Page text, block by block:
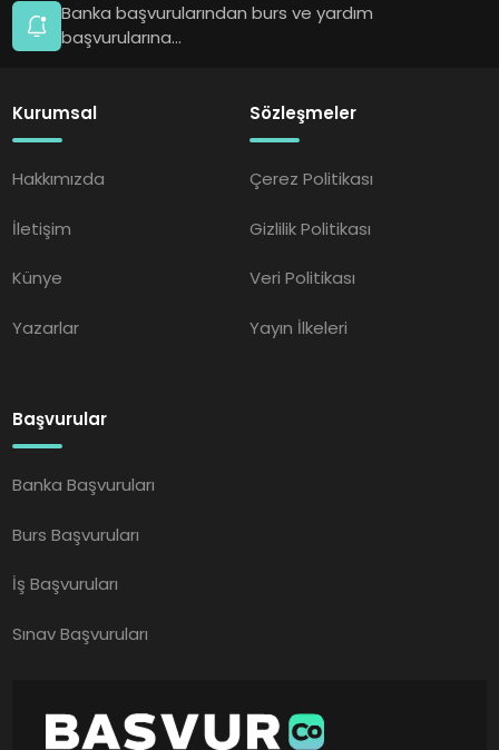
Banka başvurularından burs ve yardım
başvurularına...
Kurumsal
Hakkımızda
İletişim
Künye
Yazarlar
Sözleşmeler
Çerez Politikası
Gizlilik Politikası
Veri Politikası
Yayın İlkeleri
Başvurular
Banka Başvuruları
Burs Başvuruları
İş Başvuruları
Sınav Başvuruları